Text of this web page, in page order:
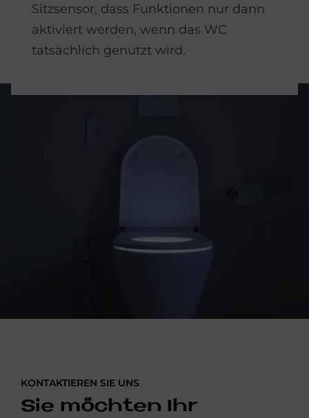
Sitzsensor, dass Funktionen nur dann
aktiviert werden, wenn das WC
tatsächlich genutzt wird.
KONTAKTIEREN SIE UNS
Sie möchten Ihr